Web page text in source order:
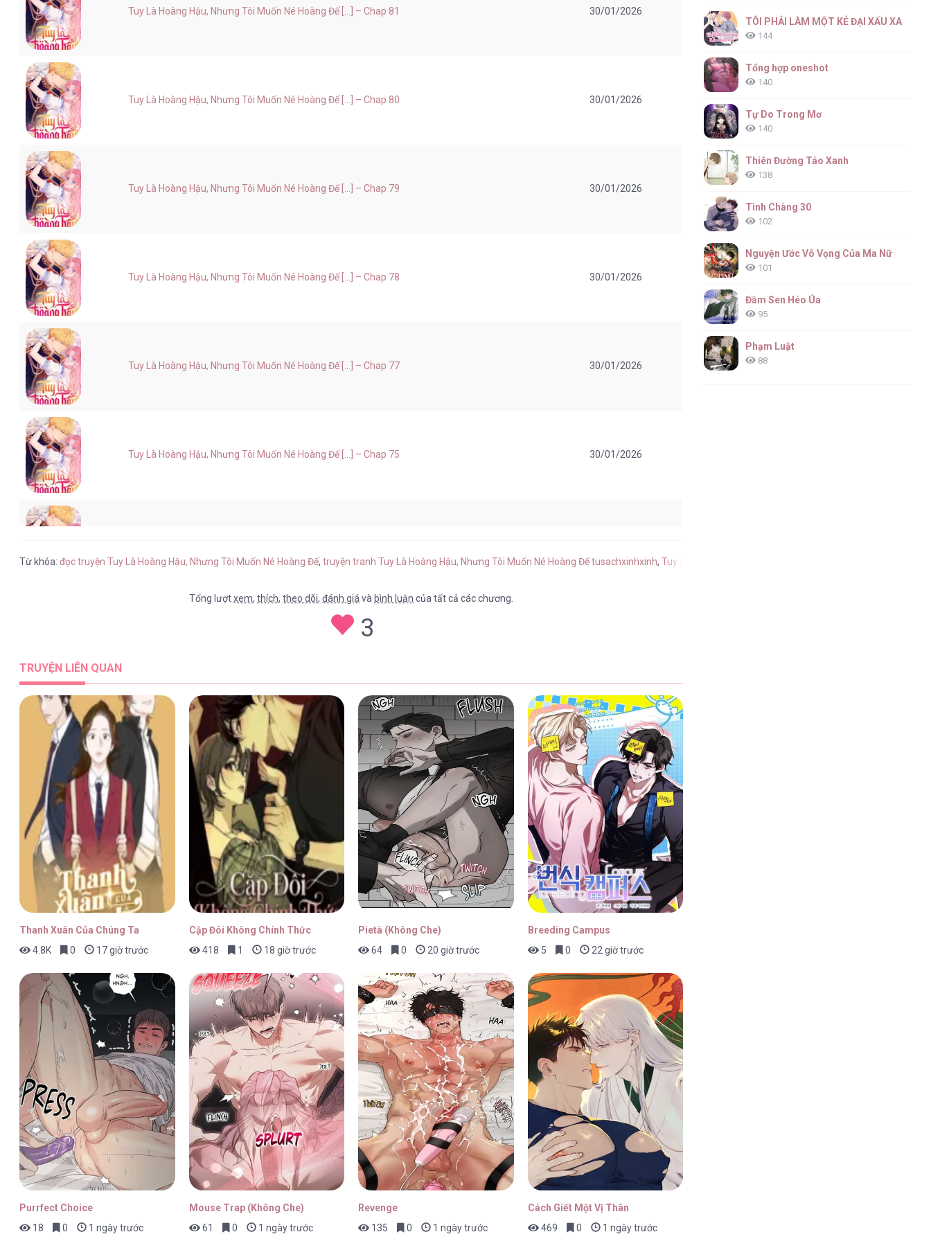
Tuy Là Hoàng Hậu, Nhưng Tôi Muốn Né Hoàng Đế [...] – Chap 81 30/01/2026
Tuy Là Hoàng Hậu, Nhưng Tôi Muốn Né Hoàng Đế [...] – Chap 80 30/01/2026
Tuy Là Hoàng Hậu, Nhưng Tôi Muốn Né Hoàng Đế [...] – Chap 79 30/01/2026
Tuy Là Hoàng Hậu, Nhưng Tôi Muốn Né Hoàng Đế [...] – Chap 78 30/01/2026
Tuy Là Hoàng Hậu, Nhưng Tôi Muốn Né Hoàng Đế [...] – Chap 77 30/01/2026
Tuy Là Hoàng Hậu, Nhưng Tôi Muốn Né Hoàng Đế [...] – Chap 75 30/01/2026
Tuy Là Hoàng Hậu, Nhưng Tôi Muốn Né Hoàng Đế [...] – Chap 73
Tuy Là Hoàng Hậu, Nhưng Tôi Muốn Né Hoàng Đế [...] – Chap 72 30/01/2026
Tuy Là Hoàng Hậu, Nhưng Tôi Muốn Né Hoàng Đế [...] – Chap 71 30/01/2026
Tuy Là Hoàng Hậu, Nhưng Tôi Muốn Né Hoàng Đế [...] – Chap 70 30/01/2026
Tuy Là Hoàng Hậu, Nhưng Tôi Muốn Né Hoàng Đế [...] – Chap 69
Tuy Là Hoàng Hậu, Nhưng Tôi Muốn Né Hoàng Đế [...] – Chap 68 30/01/2026
Tuy Là Hoàng Hậu, Nhưng Tôi Muốn Né Hoàng Đế [...] – Chap 67 30/01/2026
Từ khóa:đọc truyện Tuy Là Hoàng Hậu, Nhưng Tôi Muốn Né Hoàng Đế,truyện tranh Tuy Là Hoàng Hậu, Nhưng Tôi Muốn Né Hoàng Đế tusachxinhxinh,Tuy Là Hoàng Hậu, Nhưng Tôi Muốn Né Hoàng Đế tiếng Việt
Tổng lượtxem,thích,theo dõi,đánh giá vàbình luận của tất cả các chương.
3
TRUYỆN LIÊN QUAN
Thanh Xuân Của Chúng Ta
4.8K
0 17 giờ trước
Cặp Đôi Không Chính Thức
418
1 18 giờ trước
Pietà (Không Che)
64
0 20 giờ trước
Breeding Campus
5
0 22 giờ trước
Purrfect Choice
18
0 1 ngày trước
Mouse Trap (Không Che)
61
0 1 ngày trước
Revenge
135
0 1 ngày trước
Cách Giết Một Vị Thân
469
0 1 ngày trước
TÔI PHẢI LÀM MỘT KẺ ĐẠI XẤU XA
144
Tổng hợp oneshot
140
Tự Do Trong Mơ
140
Thiên Đường Táo Xanh
138
Tình Chàng 30
102
Nguyện Ước Vô Vọng Của Ma Nữ
101
Đầm Sen Héo Úa
95
Phạm Luật
88